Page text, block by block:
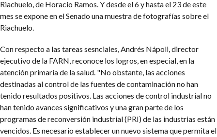
Riachuelo, de Horacio Ramos. Y desde el 6 y hasta el 23 de este
mes se expone en el Senado una muestra de fotografías sobre el
Riachuelo.
Con respecto a las tareas sesnciales, Andrés Nápoli, director
ejecutivo de la FARN, reconoce los logros, en especial, en la
atención primaria de la salud. "No obstante, las acciones
destinadas al control de las fuentes de contaminación no han
tenido resultados positivos. Las acciones de control industrial no
han tenido avances significativos y una gran parte de los
programas de reconversión industrial (PRI) de las industrias están
vencidos. Es necesario establecer un nuevo sistema que permita el